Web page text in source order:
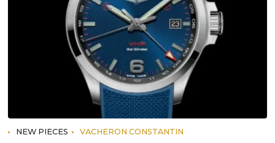
NEW PIECES VACHERON CONSTANTIN